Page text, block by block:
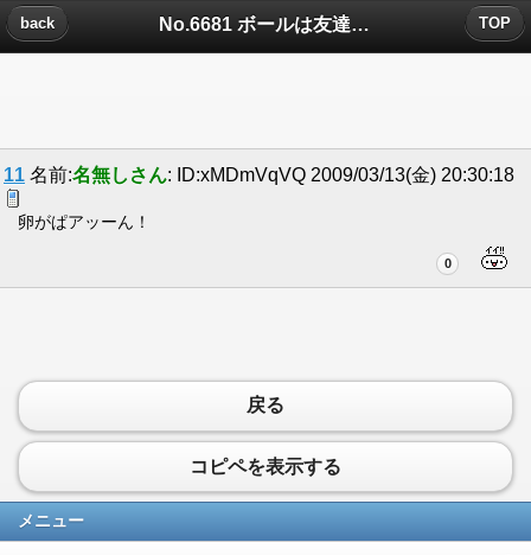
No.6681 ボールは友達？についたコメント
back TOP
11 名前:名無しさん: ID:xMDmVqVQ 2009/03/13(金) 20:30:18
卵がぱアッーん！
0
戻る
コピペを表示する
メニュー